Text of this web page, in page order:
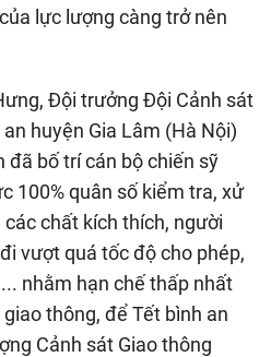
lực lượng càng trở nên
Đội trưởng Đội Cảnh sát
huyện Gia Lâm (Hà Nội)
đã bố trí cán bộ chiến sỹ
100% quân số kiểm tra, xử
chất kích thích, người
vượt quá tốc độ cho phép,
nhằm hạn chế thấp nhất
thông, để Tết bình an
Cảnh sát Giao thông